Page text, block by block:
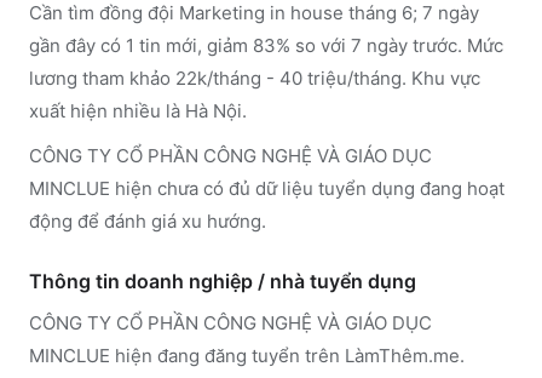
Cần tìm đồng đội Marketing in house tháng 6; 7 ngày
gần đây có 1 tin mới, giảm 83% so với 7 ngày trước. Mức
lương tham khảo 22k/tháng - 40 triệu/tháng. Khu vực
xuất hiện nhiều là Hà Nội.
CÔNG TY CỔ PHẦN CÔNG NGHỆ VÀ GIÁO DỤC
MINCLUE hiện chưa có đủ dữ liệu tuyển dụng đang hoạt
động để đánh giá xu hướng.
Thông tin doanh nghiệp / nhà tuyển dụng
CÔNG TY CỔ PHẦN CÔNG NGHỆ VÀ GIÁO DỤC
MINCLUE hiện đang đăng tuyển trên LàmThêm.me.